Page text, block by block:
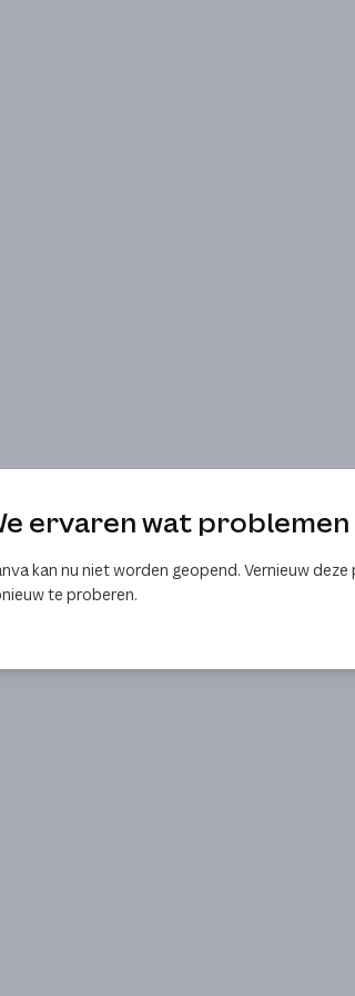
ervaren wat problemen
kan nu niet worden geopend. Vernieuw
te proberen.